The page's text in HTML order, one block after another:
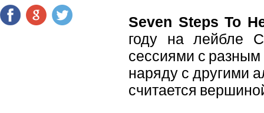
Seven Steps To
году на лейбле
сессиями с
наряду с другими
считается